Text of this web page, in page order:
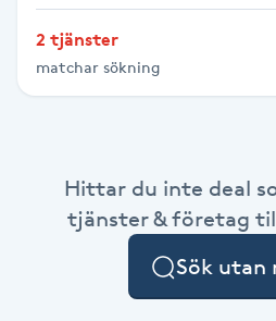
Torr hårbotten
Triggerpunktsmassage
2 tjänster
matchar sökning
Hittar du inte deal
tjänster & företag
Sök utan